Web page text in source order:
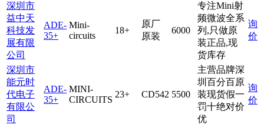
深圳市
益中天
科技发
展有限
公司
ADE-
35+
Mini-
circuits
18+
原厂
原装
6000
专注Mini射
频微波全系
列,只做原
装正品,现
货库存
询
价
深圳市
能元时
代电子
有限公
司
ADE-
35+
MINI-
CIRCUITS
23+ CD542 5500
主营品牌深
圳百分百原
装现货假一
罚十绝对价
优
询
价